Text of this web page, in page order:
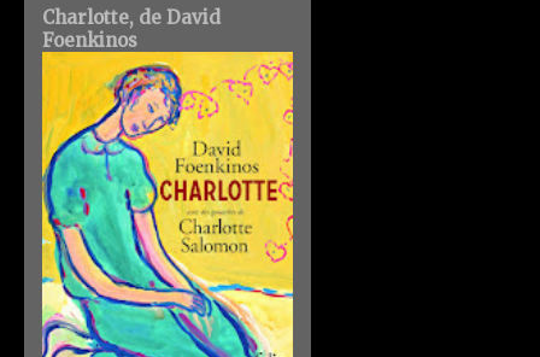
Charlotte, de David
Foenkinos